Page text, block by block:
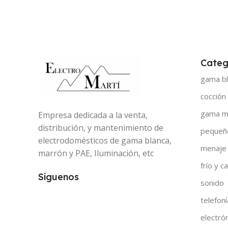
Empresa dedicada a la venta,
distribución, y mantenimiento de
electrodomésticos de gama blanca,
marrón y PAE, Iluminación, etc
Síguenos
gama
cocción
gama
menaje
frío y
sonido